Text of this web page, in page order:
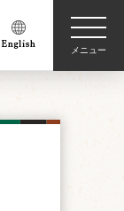
メニュー